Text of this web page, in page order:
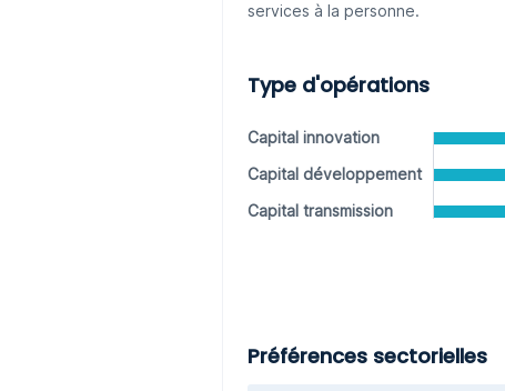
services à la personne.
Type d'opérations
Capital innovation
Capital développement
Capital transmission
Préférences sectorielles